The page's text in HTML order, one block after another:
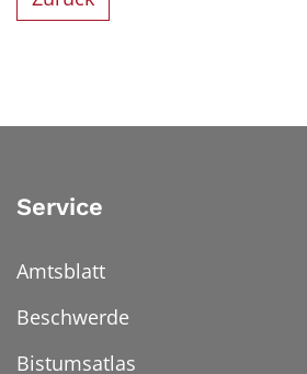
Service
Amtsblatt
Beschwerde
Bistumsatlas